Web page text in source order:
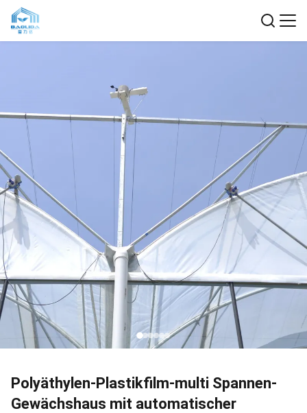
Polyäthylen-Plastikfilm-multi Spannen-
Gewächshaus mit automatischer